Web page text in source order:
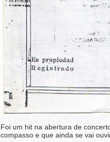
Foi um hit na abertura de
compasso e que ainda se vai